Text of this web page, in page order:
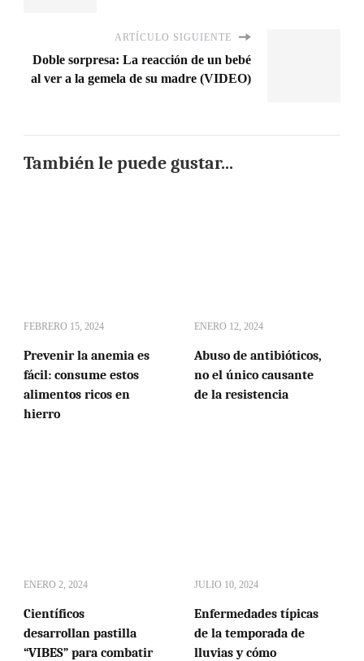
ARTÍCULO SIGUIENTE
Doble sorpresa: La reacción de un bebé
al ver a la gemela de su madre (VIDEO)
También le puede gustar...
FEBRERO 15, 2024
Prevenir la anemia es
fácil: consume estos
alimentos ricos en
hierro
ENERO 12, 2024
Abuso de antibióticos,
no el único causante
de la resistencia
ENERO 2, 2024
Científicos
desarrollan pastilla
“VIBES” para combatir
JULIO 10, 2024
Enfermedades típicas
de la temporada de
lluvias y cómo